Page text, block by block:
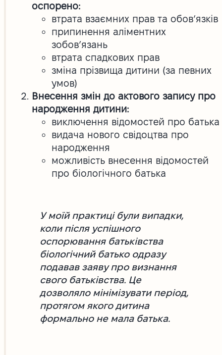
оспорено:
втрата взаємних прав та обов’язків
припинення аліментних
зобов’язань
втрата спадкових прав
зміна прізвища дитини (за певних
умов)
Внесення змін до актового запису про
народження дитини:
виключення відомостей про батька
видача нового свідоцтва про
народження
можливість внесення відомостей
про біологічного батька
У моїй практиці були випадки,
коли після успішного
оспорювання батьківства
біологічний батько одразу
подавав заяву про визнання
свого батьківства. Це
дозволяло мінімізувати період,
протягом якого дитина
формально не мала батька.